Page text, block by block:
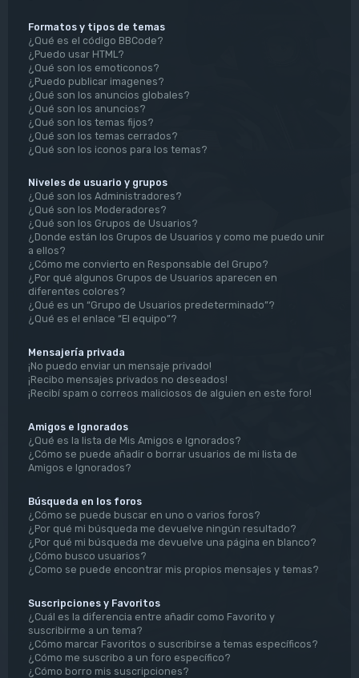
Formatos y tipos de temas
¿Qué es el código BBCode?
¿Puedo usar HTML?
¿Qué son los emoticonos?
¿Puedo publicar imagenes?
¿Qué son los anuncios globales?
¿Qué son los anuncios?
¿Qué son los temas fijos?
¿Qué son los temas cerrados?
¿Qué son los iconos para los temas?
Niveles de usuario y grupos
¿Qué son los Administradores?
¿Qué son los Moderadores?
¿Qué son los Grupos de Usuarios?
¿Donde están los Grupos de Usuarios y como me puedo unir
a ellos?
¿Cómo me convierto en Responsable del Grupo?
¿Por qué algunos Grupos de Usuarios aparecen en
diferentes colores?
¿Qué es un “Grupo de Usuarios predeterminado”?
¿Qué es el enlace “El equipo”?
Mensajería privada
¡No puedo enviar un mensaje privado!
¡Recibo mensajes privados no deseados!
¡Recibí spam o correos maliciosos de alguien en este foro!
Amigos e Ignorados
¿Qué es la lista de Mis Amigos e Ignorados?
¿Cómo se puede añadir o borrar usuarios de mi lista de
Amigos e Ignorados?
Búsqueda en los foros
¿Cómo se puede buscar en uno o varios foros?
¿Por qué mi búsqueda me devuelve ningún resultado?
¿Por qué mi búsqueda me devuelve una página en blanco?
¿Cómo busco usuarios?
¿Como se puede encontrar mis propios mensajes y temas?
Suscripciones y Favoritos
¿Cuál es la diferencia entre añadir como Favorito y
suscribirme a un tema?
¿Cómo marcar Favoritos o suscribirse a temas específicos?
¿Cómo me suscribo a un foro específico?
¿Cómo borro mis suscripciones?